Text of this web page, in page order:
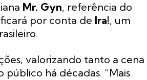
Mr. Gyn, referência do
por conta de Ira!, um
valorizando tanto a cena
público há décadas. “Mais